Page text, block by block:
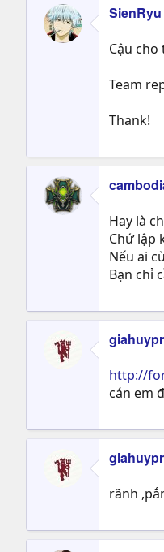
SienRyu
Cậu
Team
Thank!
Hay là
Chứ lập
Nếu ai
Bạn chỉ
http://
cán em
rãnh